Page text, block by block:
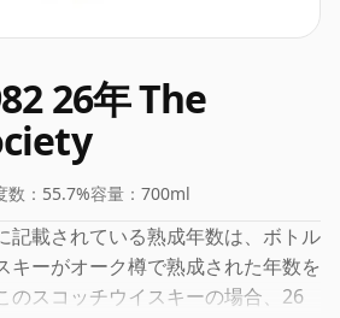
26年 The
： 55.7%容量： 700ml
記載されている熟成年数は、ボトル
キーがオーク樽で熟成された年数を
のスコッチウイスキーの場合、26